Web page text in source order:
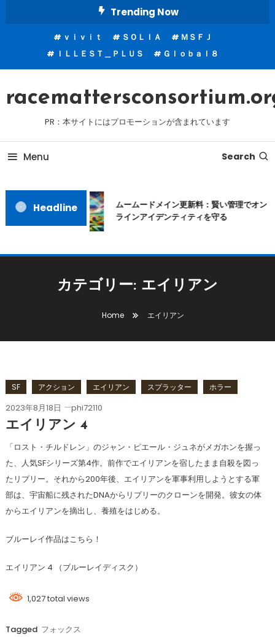
Trending Now
ｖｉｖｉｔ ＳＯＬＩＡ
ＭＳＦＪ
ＩＬＬＥＳＴ＿ＰＬＵＳ
Ｇｌｏｂａｌ８
PR：本サイトにはプロモーションが含まれています
Menu Search
Headline
ムームードメイン更新料：賢い管理でオン
ラインアイデンティティを守る
カテゴリー: エイリアン
Home エイリアン
SF アクション エイリアン スプラッター ホラー
2023年8月18日 phi72110
エイリアン 4
「ロスト・チルドレン」のジャン・ピエール・ジュネがメガホンを握っ
た、人気SFシリーズ第4作。前作でエイリアンを宿したまま自殺を図っ
たリプリー。それから200年後、エイリアンを軍事利用しようとする軍
部は、宇宙船に残されたDNAからリプリーのクローンを開発。彼女の体
からエイリアンを摘出し、養殖をはじめる。
ブルーレイ作品はこちら！
エイリアン 4 （ブルーレイディスク）
1,027 total views
Tagged フォックス